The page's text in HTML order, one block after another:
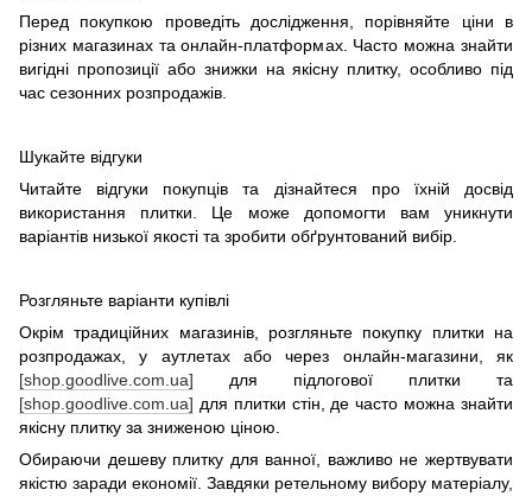
Перед покупкою проведіть дослідження, порівняйте ціни в
різних магазинах та онлайн-платформах. Часто можна знайти
вигідні пропозиції або знижки на якісну плитку, особливо під
час сезонних розпродажів.
Шукайте відгуки
Читайте відгуки покупців та дізнайтеся про їхній досвід
використання плитки. Це може допомогти вам уникнути
варіантів низької якості та зробити обґрунтований вибір.
Розгляньте варіанти купівлі
Окрім традиційних магазинів, розгляньте покупку плитки на
розпродажах, у аутлетах або через онлайн-магазини, як
[shop.goodlive.com.ua] для підлогової плитки та
[shop.goodlive.com.ua] для плитки стін, де часто можна знайти
якісну плитку за зниженою ціною.
Обираючи дешеву плитку для ванної, важливо не жертвувати
якістю заради економії. Завдяки ретельному вибору матеріалу,